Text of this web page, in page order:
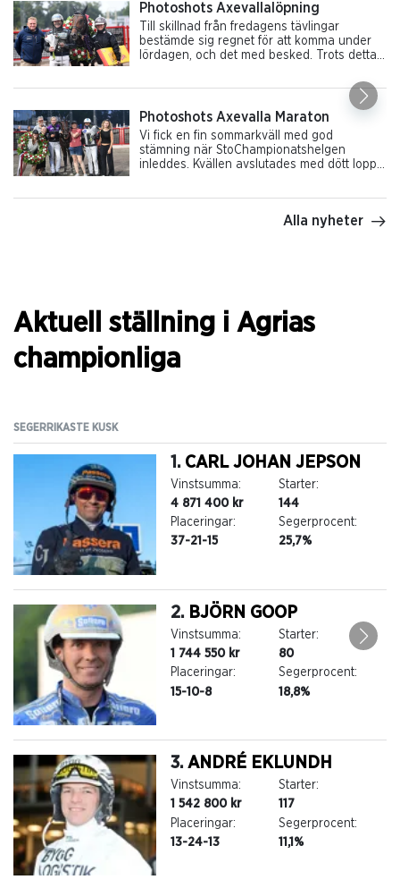
Alla bilder: MVA Foto.Photoshots Axevallalöpning
Till skillnad från fredagens tävlingar
bestämde sig regnet för att komma under
lördagen, och det med besked. Trots detta
huvudlopp Axevallalöpning gick till Robert
Bergh och hans Get A Wish, som därmed
MVA Foto
Photoshots Axevalla Maraton
Vi fick en fin sommarkväll med god
stämning när StoChampionatshelgen
inleddes. Kvällen avslutades med dött lopp i
PonnyChampionatet Kat. A gick till Emmeros
Alla nyheter
Aktuell ställning i Agrias
championliga
SEGERRIKASTE KUSK
1. CARL JOHAN JEPSON
Vinstsumma:
4 871 400 kr
Starter:
144
Placeringar:
37-21-15
Segerprocent:
25,7%
2. BJÖRN GOOP
Vinstsumma:
1 744 550 kr
Starter:
80
Placeringar:
15-10-8
Segerprocent:
18,8%
3. ANDRÉ EKLUNDH
Vinstsumma:
1 542 800 kr
Starter:
117
Placeringar:
13-24-13
Segerprocent:
11,1%